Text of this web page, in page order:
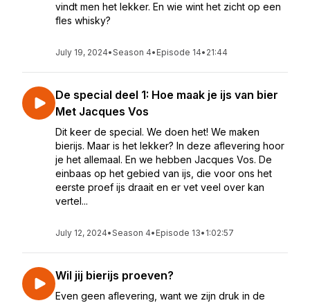
vindt men het lekker. En wie wint het zicht op een
fles whisky?
July 19, 2024•Season 4• Episode 14• 21:44
De special deel 1: Hoe maak je ijs van bier
Met Jacques Vos
Dit keer de special. We doen het! We maken
bierijs. Maar is het lekker? In deze aflevering hoor
je het allemaal. En we hebben Jacques Vos. De
einbaas op het gebied van ijs, die voor ons het
eerste proef ijs draait en er vet veel over kan
vertel...
July 12, 2024•Season 4• Episode 13• 1:02:57
Wil jij bierijs proeven?
Even geen aflevering, want we zijn druk in de